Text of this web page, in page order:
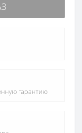
гарантию